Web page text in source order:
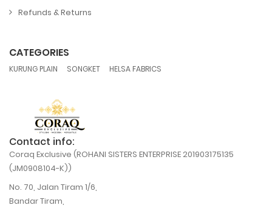
Refunds & Returns
CATEGORIES
KURUNG PLAIN SONGKET HELSA FABRICS
Contact info:
Coraq Exclusive (ROHANI SISTERS ENTERPRISE 201903175135
(JM0908104-K))
No. 70, Jalan Tiram 1/6,
Bandar Tiram,